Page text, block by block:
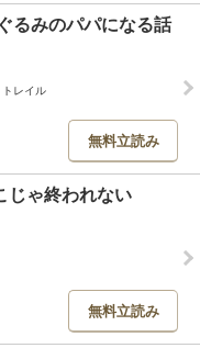
るみのパパになる話
レイル
無料立読み
じゃ終われない
無料立読み